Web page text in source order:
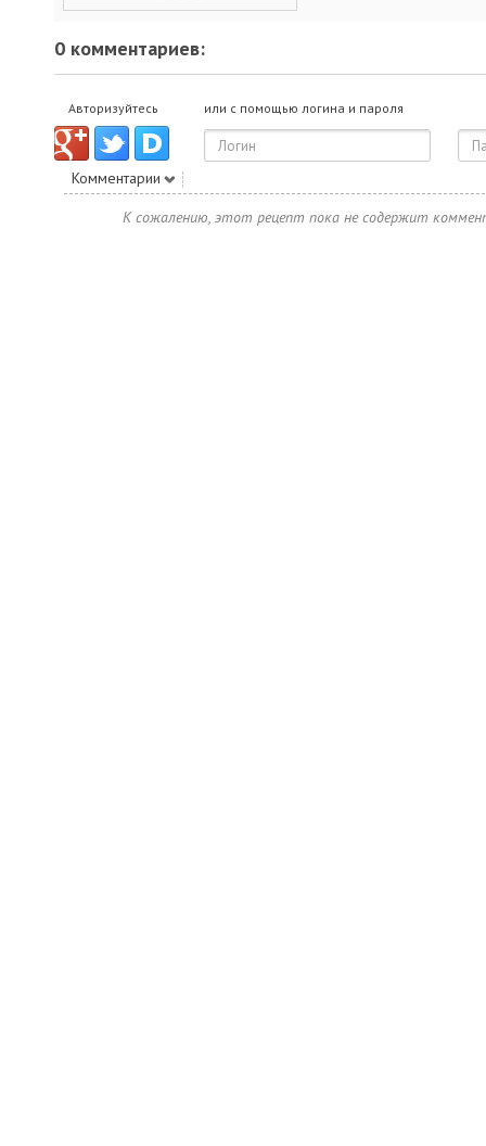
0 комментариев:
Авторизуйтесь или с помощью логина и пароля
Комментарии
К сожалению, этот рецепт пока не содержит